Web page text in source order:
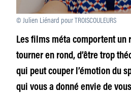
© Julien Liénard pour TROISCOULEURS
Les films méta comportent un
tourner en rond, d’être trop
qui peut couper l’émotion du
qui vous a donné envie de